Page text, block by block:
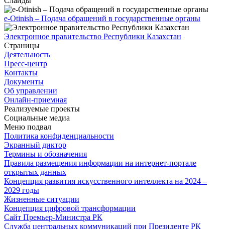
e-Otinish – Подача обращений в государственные органы
Электронное правительство Республики Казахстан
Страницы
Деятельность
Пресс-центр
Контакты
Документы
Об управлении
Онлайн-приемная
Реализуемые проекты
Социальные медиа
Меню подвал
Политика конфиденциальности
Экранный диктор
Термины и обозначения
Правила размещения информации на интернет-портале
открытых данных
Концепция развития искусственного интеллекта на 2024 –
2029 годы
Жизненные ситуации
Концепция цифровой трансформации
Сайт Премьер-Министра РК
Служба центральных коммуникаций при Президенте РК